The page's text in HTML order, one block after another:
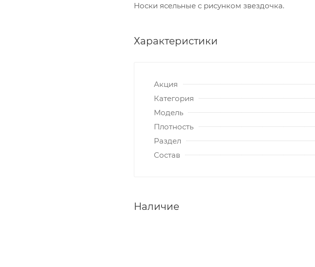
Носки ясельные с рисунком звездочка.
Характеристики
Акция
Категория
Модель
Плотность
Раздел
Состав
Наличие